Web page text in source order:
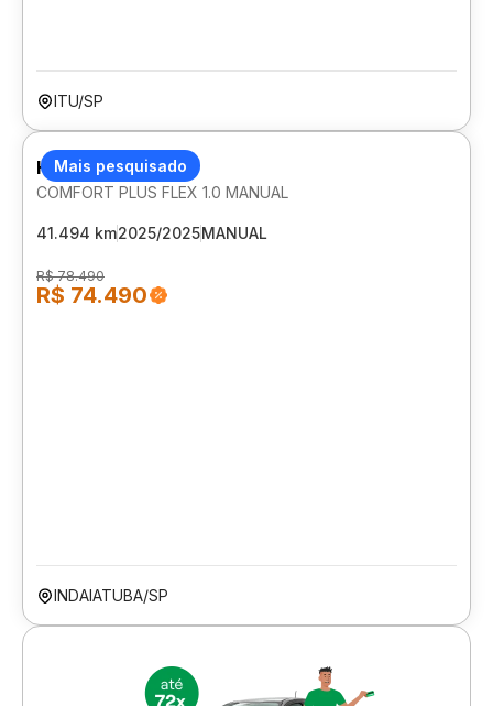
ITU/SP
Mais pesquisado
HYUNDAI HB20
COMFORT PLUS FLEX 1.0 MANUAL
41.494 km2025/2025MANUAL
R$ 78.490
R$ 74.490
INDAIATUBA/SP